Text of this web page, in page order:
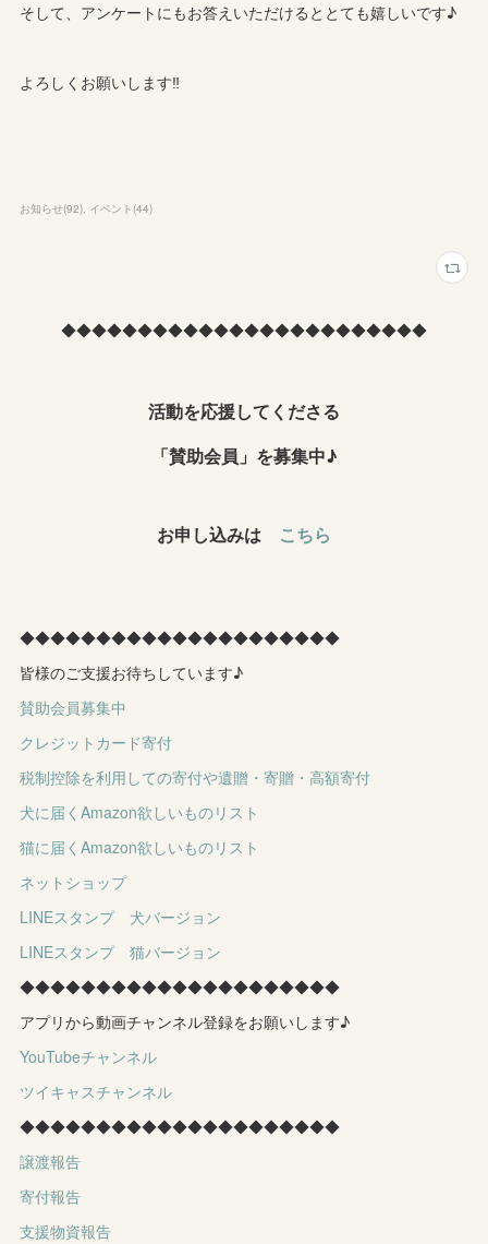
そして、アンケートにもお答えいただけるととても嬉しいです♪
よろしくお願いします‼︎
お知らせ(92) イベント (44)
◆◆◆◆◆◆◆◆◆◆◆◆◆◆◆◆◆◆◆◆◆◆◆◆
活動を応援してくださる
「賛助会員」を募集中♪
お申し込みは こちら
◆◆◆◆◆◆◆◆◆◆◆◆◆◆◆◆◆◆◆◆◆
皆様のご支援お待ちしています♪
賛助会員募集中
クレジットカード寄付
税制控除を利用しての寄付や遺贈・寄贈・高額寄付
犬に届くAmazon欲しいものリスト
猫に届くAmazon欲しいものリスト
ネットショップ
LINEスタンプ 犬バージョン
LINEスタンプ 猫バージョン
◆◆◆◆◆◆◆◆◆◆◆◆◆◆◆◆◆◆◆◆◆
アプリから動画チャンネル登録をお願いします♪
YouTubeチャンネル
ツイキャスチャンネル
◆◆◆◆◆◆◆◆◆◆◆◆◆◆◆◆◆◆◆◆◆
譲渡報告
寄付報告
支援物資報告